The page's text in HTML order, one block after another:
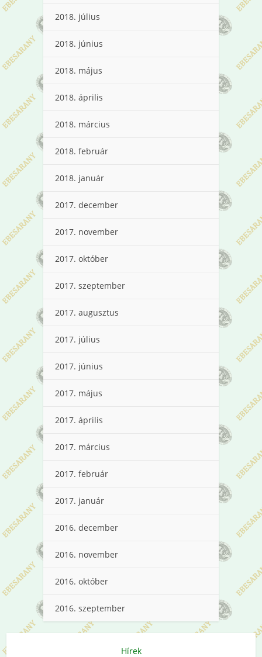
2018. július
2018. június
2018. május
2018. április
2018. március
2018. február
2018. január
2017. december
2017. november
2017. október
2017. szeptember
2017. augusztus
2017. július
2017. június
2017. május
2017. április
2017. március
2017. február
2017. január
2016. december
2016. november
2016. október
2016. szeptember
Hírek